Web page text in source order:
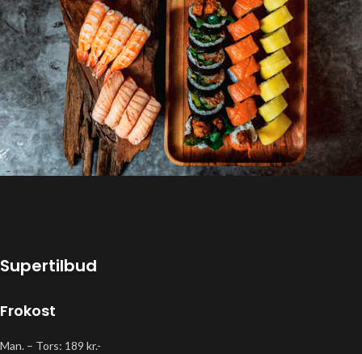
Supertilbud
Frokost
Man. – Tors: 189 kr.-